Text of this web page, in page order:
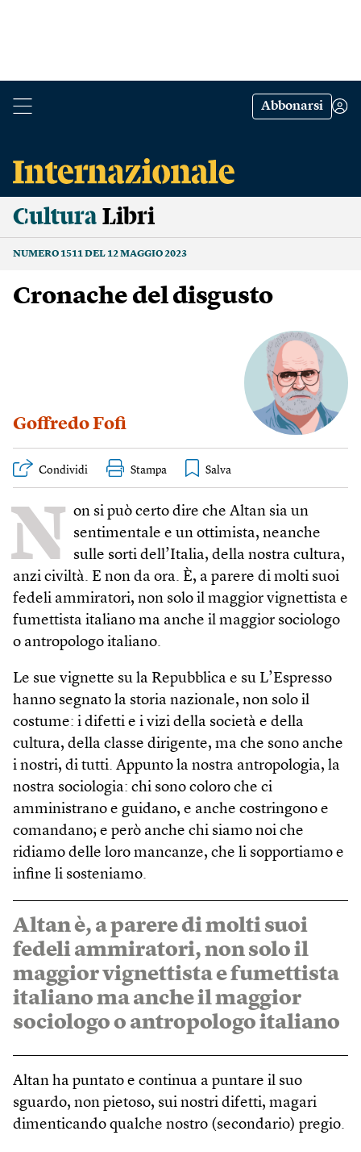
Abbonarsi
Cultura Libri
NUMERO 1511 DEL 12 MAGGIO 2023
Cronache del disgusto
Goffredo Fofi
Condividi Stampa
N on si può certo dire che Altan sia un
sentimentale e un ottimista, neanche
sulle sorti dell’Italia, della nostra cultura,
anzi civiltà. E non da ora. È, a parere di molti suoi
fedeli ammiratori, non solo il maggior vignettista e
fumettista italiano ma anche il maggior sociologo
o antropologo italiano.
Le sue vignette su la Repubblica e su L’Espresso
hanno segnato la storia nazionale, non solo il
costume: i difetti e i vizi della società e della
cultura, della classe dirigente, ma che sono anche
i nostri, di tutti. Appunto la nostra antropologia, la
nostra sociologia: chi sono coloro che ci
amministrano e guidano, e anche costringono e
comandano; e però anche chi siamo noi che
ridiamo delle loro mancanze, che li sopportiamo e
infine li sosteniamo.
Altan è, a parere di molti suoi
fedeli ammiratori, non solo il
maggior vignettista e fumettista
italiano ma anche il maggior
sociologo o antropologo italiano
Altan ha puntato e continua a puntare il suo
sguardo, non pietoso, sui nostri difetti, magari
dimenticando qualche nostro (secondario) pregio.